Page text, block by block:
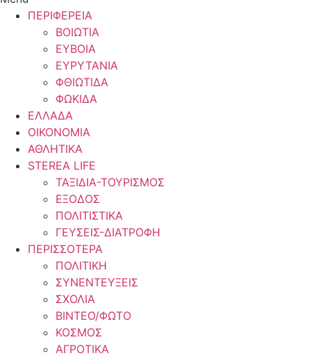
ΠΕΡΙΦΕΡΕΙΑ
ΒΟΙΩΤΙΑ
ΕΥΒΟΙΑ
ΕΥΡΥΤΑΝΙΑ
ΦΘΙΩΤΙΔΑ
ΦΩΚΙΔΑ
ΕΛΛΑΔΑ
ΟΙΚΟΝΟΜΙΑ
ΑΘΛΗΤΙΚΑ
STEREA LIFE
ΤΑΞΙΔΙΑ-ΤΟΥΡΙΣΜΟΣ
ΕΞΟΔΟΣ
ΠΟΛΙΤΙΣΤΙΚΑ
ΓΕΥΣΕΙΣ-ΔΙΑΤΡΟΦΗ
ΠΕΡΙΣΣΟΤΕΡΑ
ΠΟΛΙΤΙΚΗ
ΣΥΝΕΝΤΕΥΞΕΙΣ
ΣΧΟΛΙΑ
ΒΙΝΤΕΟ/ΦΩΤΟ
ΚΟΣΜΟΣ
ΑΓΡΟΤΙΚΑ